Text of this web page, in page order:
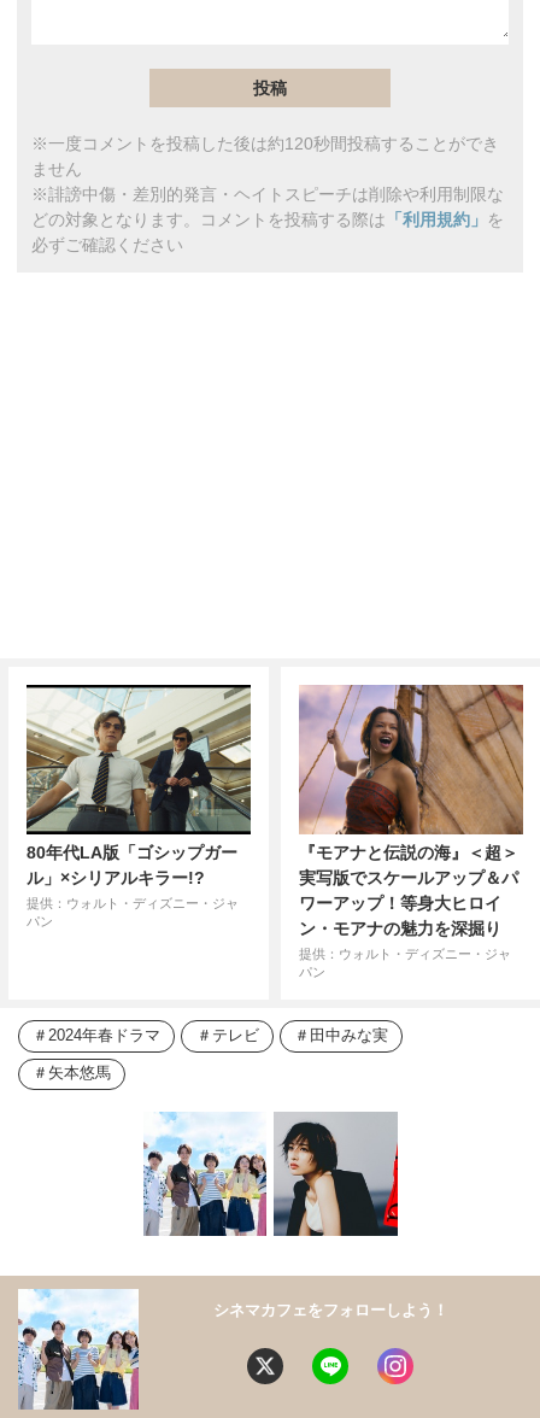
※一度コメントを投稿した後は約120秒間投稿することができ
ません
※誹謗中傷・差別的発言・ヘイトスピーチは削除や利用制限な
どの対象となります。コメントを投稿する際は 「利用規約」 を
必ずご確認ください
80年代LA版「ゴシップガー
ル」×シリアルキラー!?
提供：ウォルト・ディズニー・ジャ
パン
『モアナと伝説の海』＜超＞
実写版でスケールアップ＆パ
ワーアップ！等身大ヒロイ
ン・モアナの魅力を深掘り
提供：ウォルト・ディズニー・ジャ
パン
2024年春ドラマ テレビ 田中みな実
矢本悠馬
シネマカフェをフォローしよう！